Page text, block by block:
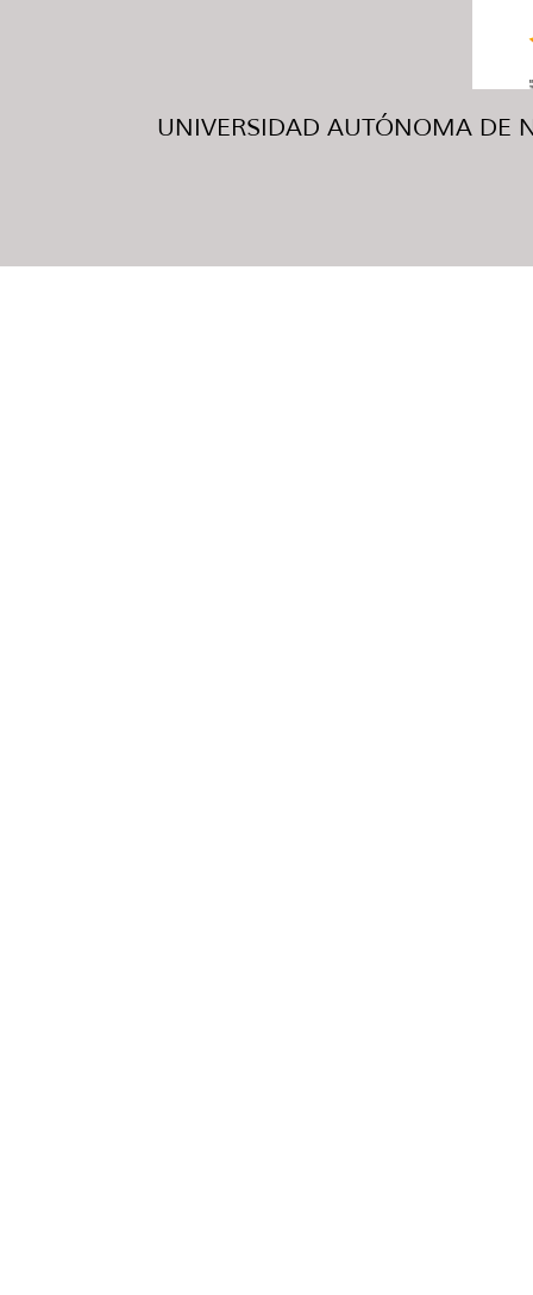
UNIVERSIDAD AUTÓNOMA DE